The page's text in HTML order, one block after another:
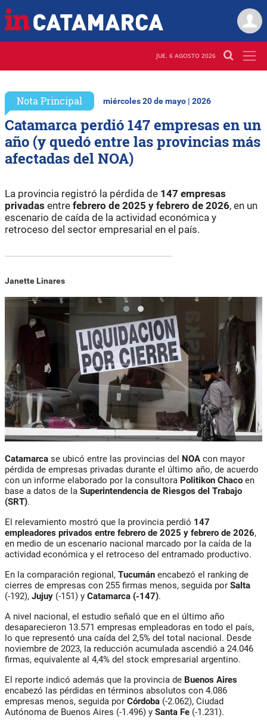
JUE. 6 AGOSTO 2026
Nota Principal miércoles 20 de mayo | 2026
Catamarca perdió 147 empresas en un
año (y quedó entre las provincias más
afectadas del NOA)
La provincia registró la pérdida de 147 empresas
privadas entre febrero de 2025 y febrero de 2026, en un
escenario de caída de la actividad económica y
retroceso del sector empresarial en el país.
Janette Linares
Catamarca se ubicó entre las provincias del NOA con mayor
pérdida de empresas privadas durante el último año, de acuerdo
con un informe elaborado por la consultora Politikon Chaco en
base a datos de la Superintendencia de Riesgos del Trabajo
(SRT).
El relevamiento mostró que la provincia perdió 147
empleadores privados entre febrero de 2025 y febrero de 2026,
en medio de un escenario nacional marcado por la caída de la
actividad económica y el retroceso del entramado productivo.
En la comparación regional, Tucumán encabezó el ranking de
cierres de empresas con 255 firmas menos, seguida por Salta
(-192), Jujuy (-151) y Catamarca (-147).
A nivel nacional, el estudio señaló que en el último año
desaparecieron 13.571 empresas empleadoras en todo el país,
lo que representó una caída del 2,5% del total nacional. Desde
noviembre de 2023, la reducción acumulada ascendió a 24.046
firmas, equivalente al 4,4% del stock empresarial argentino.
El reporte indicó además que la provincia de Buenos Aires
encabezó las pérdidas en términos absolutos con 4.086
empresas menos, seguida por Córdoba (-2.062), Ciudad
Autónoma de Buenos Aires (-1.496) y Santa Fe (-1.231).